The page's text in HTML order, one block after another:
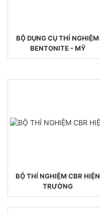
BỘ DỤNG CỤ THÍ NGHIỆM
BENTONITE - MỸ
BỘ THÍ NGHIỆM CBR HIỆN
TRƯỜNG